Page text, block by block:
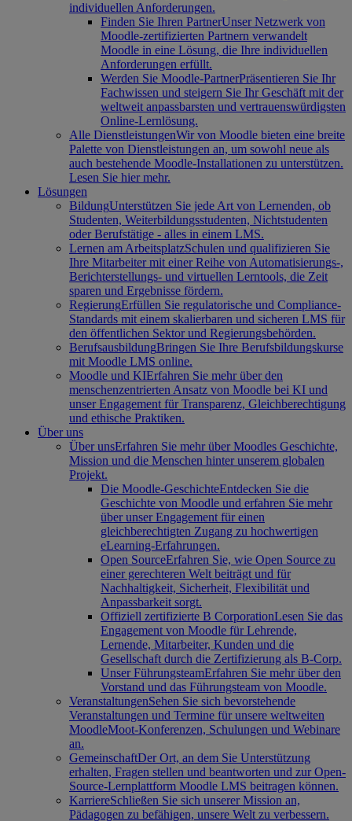
individuellen Anforderungen.
Finden Sie Ihren PartnerUnser Netzwerk von
Moodle-zertifizierten Partnern verwandelt
Moodle in eine Lösung, die Ihre individuellen
Anforderungen erfüllt.
Werden Sie Moodle-PartnerPräsentieren Sie Ihr
Fachwissen und steigern Sie Ihr Geschäft mit der
weltweit anpassbarsten und vertrauenswürdigsten
Online-Lernlösung.
Alle DienstleistungenWir von Moodle bieten eine breite
Palette von Dienstleistungen an, um sowohl neue als
auch bestehende Moodle-Installationen zu unterstützen.
Lesen Sie hier mehr.
Lösungen
BildungUnterstützen Sie jede Art von Lernenden, ob
Studenten, Weiterbildungsstudenten, Nichtstudenten
oder Berufstätige - alles in einem LMS.
Lernen am ArbeitsplatzSchulen und qualifizieren Sie
Ihre Mitarbeiter mit einer Reihe von Automatisierungs-,
Berichterstellungs- und virtuellen Lerntools, die Zeit
sparen und Ergebnisse fördern.
RegierungErfüllen Sie regulatorische und Compliance-
Standards mit einem skalierbaren und sicheren LMS für
den öffentlichen Sektor und Regierungsbehörden.
BerufsausbildungBringen Sie Ihre Berufsbildungskurse
mit Moodle LMS online.
Moodle und KIErfahren Sie mehr über den
menschenzentrierten Ansatz von Moodle bei KI und
unser Engagement für Transparenz, Gleichberechtigung
und ethische Praktiken.
Über uns
Über unsErfahren Sie mehr über Moodles Geschichte,
Mission und die Menschen hinter unserem globalen
Projekt.
Die Moodle-GeschichteEntdecken Sie die
Geschichte von Moodle und erfahren Sie mehr
über unser Engagement für einen
gleichberechtigten Zugang zu hochwertigen
eLearning-Erfahrungen.
Open SourceErfahren Sie, wie Open Source zu
einer gerechteren Welt beiträgt und für
Nachhaltigkeit, Sicherheit, Flexibilität und
Anpassbarkeit sorgt.
Offiziell zertifizierte B CorporationLesen Sie das
Engagement von Moodle für Lehrende,
Lernende, Mitarbeiter, Kunden und die
Gesellschaft durch die Zertifizierung als B-Corp.
Unser FührungsteamErfahren Sie mehr über den
Vorstand und das Führungsteam von Moodle.
VeranstaltungenSehen Sie sich bevorstehende
Veranstaltungen und Termine für unsere weltweiten
MoodleMoot-Konferenzen, Schulungen und Webinare
an.
GemeinschaftDer Ort, an dem Sie Unterstützung
erhalten, Fragen stellen und beantworten und zur Open-
Source-Lernplattform Moodle LMS beitragen können.
KarriereSchließen Sie sich unserer Mission an,
Pädagogen zu befähigen, unsere Welt zu verbessern.